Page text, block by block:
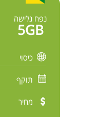
נפח גלישה
5GB
כיסוי
תוקף
מחיר